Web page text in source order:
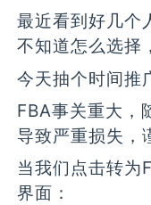
最近看到好几个
不知道怎么选择
今天抽个时间推
FBA事关重大，
导致严重损失，
当我们点击转为
界面：